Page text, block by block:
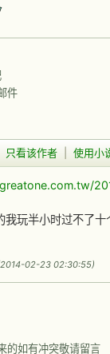
件
只看该作者 使用小
玩半小时过不了十
02-23 02:30:55)
的如有冲突敬请留言